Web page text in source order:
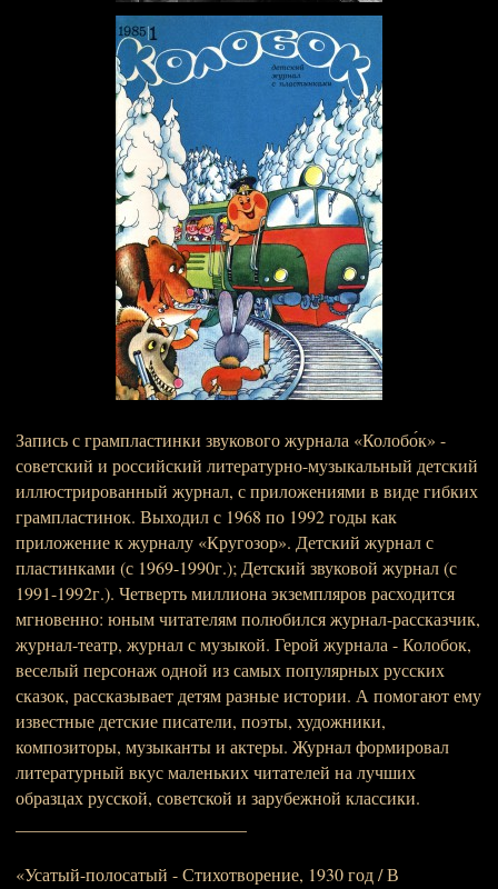
Запись с грампластинки звукового журнала «Колобо́к» -
советский и российский литературно-музыкальный детский
иллюстрированный журнал, с приложениями в виде гибких
грампластинок. Выходил с 1968 по 1992 годы как
приложение к журналу «Кругозор». Детский журнал с
пластинками (с 1969-1990г.); Детский звуковой журнал (с
1991-1992г.). Четверть миллиона экземпляров расходится
мгновенно: юным читателям полюбился журнал-рассказчик,
журнал-театр, журнал с музыкой. Герой журнала - Колобок,
веселый персонаж одной из самых популярных русских
сказок, рассказывает детям разные истории. А помогают ему
известные детские писатели, поэты, художники,
композиторы, музыканты и актеры. Журнал формировал
литературный вкус маленьких читателей на лучших
образцах русской, советской и зарубежной классики.
«Усатый-полосатый - Стихотворение, 1930 год / В